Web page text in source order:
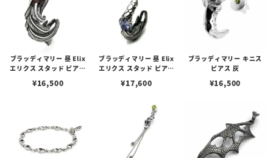
ブラッディマリー 昼 Elix
エリクス スタッド ピアス
¥16,500
ブラッディマリー 昼 Elix
エリクス スタッド ピアス
¥17,600
ブラッディマリー キニス
ピアス 灰
¥16,500